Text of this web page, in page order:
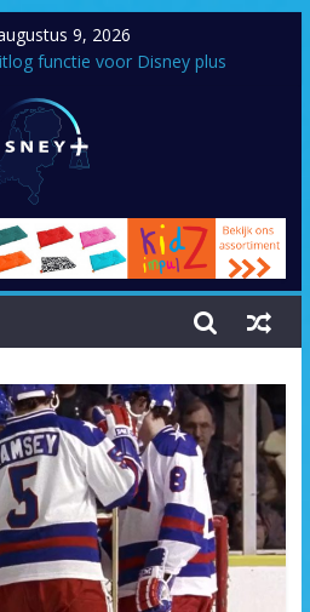
9, 2026
functie voor Disney plus
City of lover concert